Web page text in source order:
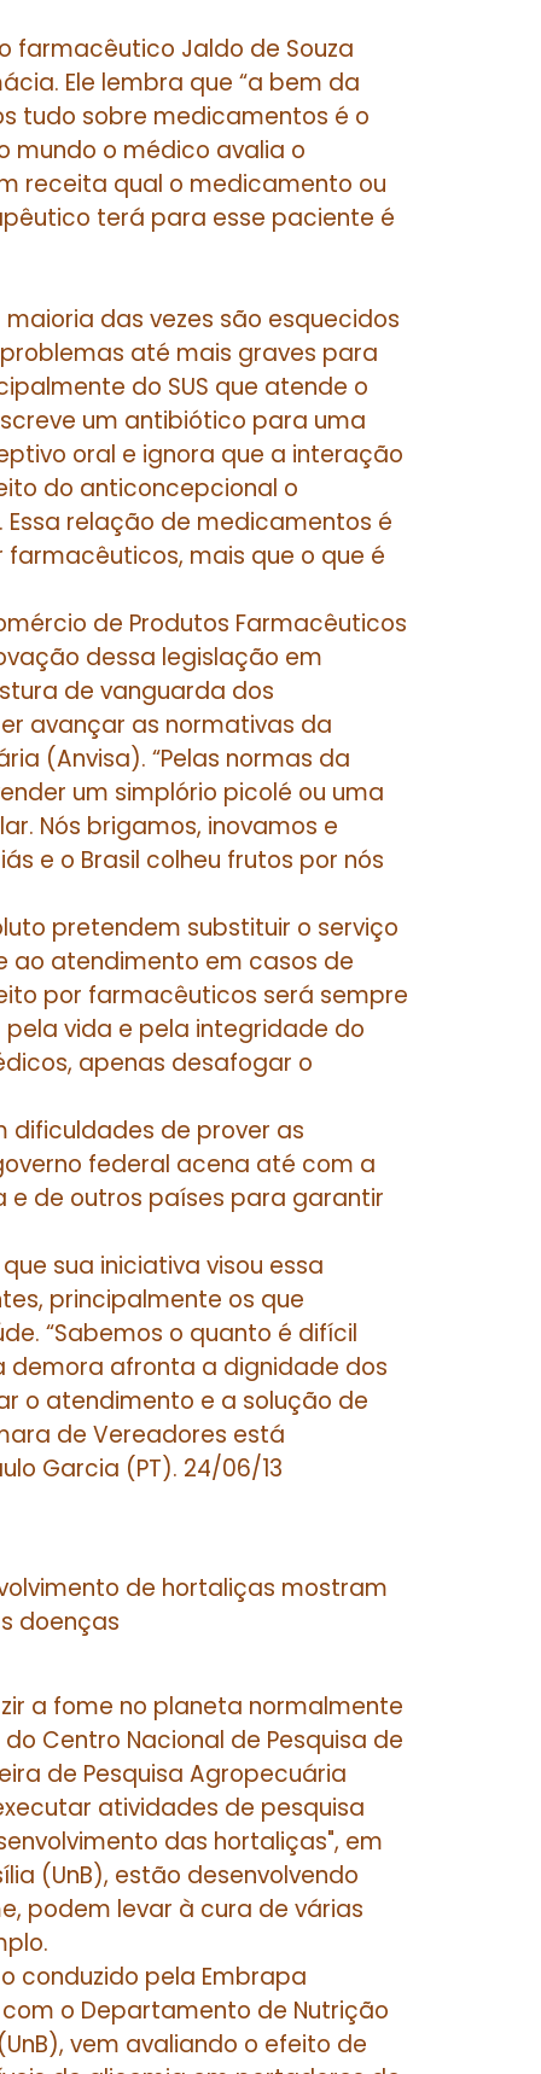
farmacêutico Jaldo de Souza
Ele lembra que “a bem da
tudo sobre medicamentos é o
mundo o médico avalia o
receita qual o medicamento ou
terá para esse paciente é
das vezes são esquecidos
até mais graves para
do SUS que atende o
um antibiótico para uma
oral e ignora que a interação
do anticoncepcional o
relação de medicamentos é
mais que o que é
de Produtos Farmacêuticos
dessa legislação em
de vanguarda dos
avançar as normativas da
(Anvisa). “Pelas normas da
um simplório picolé ou uma
Nós brigamos, inovamos e
e o Brasil colheu frutos por nós
pretendem substituir o serviço
ao atendimento em casos de
por farmacêuticos será sempre
vida e pela integridade do
apenas desafogar o
dificuldades de prover as
federal acena até com a
de outros países para garantir
sua iniciativa visou essa
principalmente os que
“Sabemos o quanto é difícil
demora afronta a dignidade dos
o atendimento e a solução de
de Vereadores está
Garcia (PT). 24/06/13
de hortaliças mostram
doenças
a fome no planeta normalmente
Centro Nacional de Pesquisa de
de Pesquisa Agropecuária
atividades de pesquisa
das hortaliças", em
(UnB), estão desenvolvendo
podem levar à cura de várias
conduzido pela Embrapa
o Departamento de Nutrição
vem avaliando o efeito de